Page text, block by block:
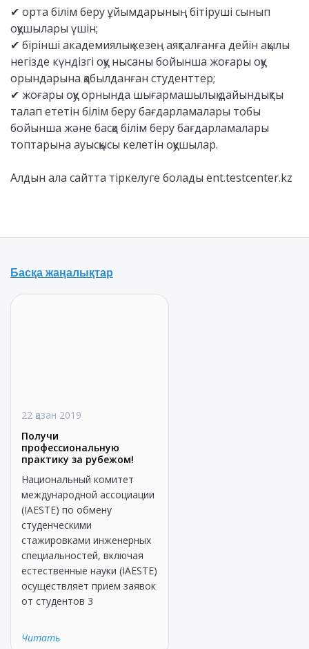
✔ орта білім беру ұйымдарының бітіруші сынып
оқушылары үшін;
✔ бірінші академиялық кезең аяқталғанға дейін ақылы
негізде күндізгі оқу нысаны бойынша жоғары оқу
орындарына қабылданған студенттер;
✔ жоғары оқу орнында шығармашылық дайындықты
талап ететін білім беру бағдарламалары тобы
бойынша және басқа білім беру бағдарламалары
топтарына ауысқысы келетін оқушылар.
Алдын ала сайтта тіркелуге болады ent.testcenter.kz
Басқа жаңалықтар
22 қазан 2019
Получи
профессиональную
практику за рубежом!
Национальный комитет
международной ассоциации
(IAESTE) по обмену
студенческими
стажировками инженерных
специальностей, включая
естественные науки (IAESTE)
осуществляет прием заявок
от студентов 3
Читать